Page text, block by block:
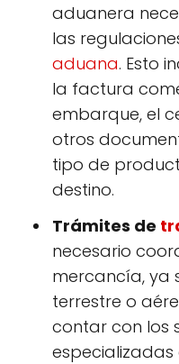
aduanera
las
aduana. Esto
la factura
embarque, el
otros
tipo de
destino.
Trámites de
necesario
mercancía, ya
terrestre o
contar con los